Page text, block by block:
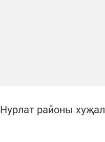
Нурлат районы